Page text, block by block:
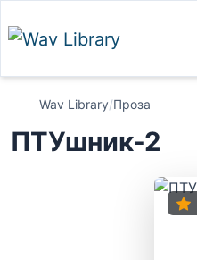
Wav Library/Проза
ПТУшник-2